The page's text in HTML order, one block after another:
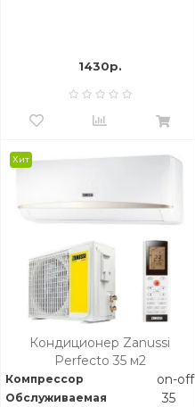
1430р.
Хит
Кондиционер Zanussi
Perfecto 35 м2
Компрессор on-off
Обслуживаемая
35